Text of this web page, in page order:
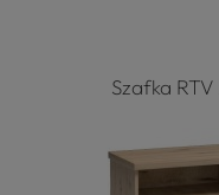
Szafka